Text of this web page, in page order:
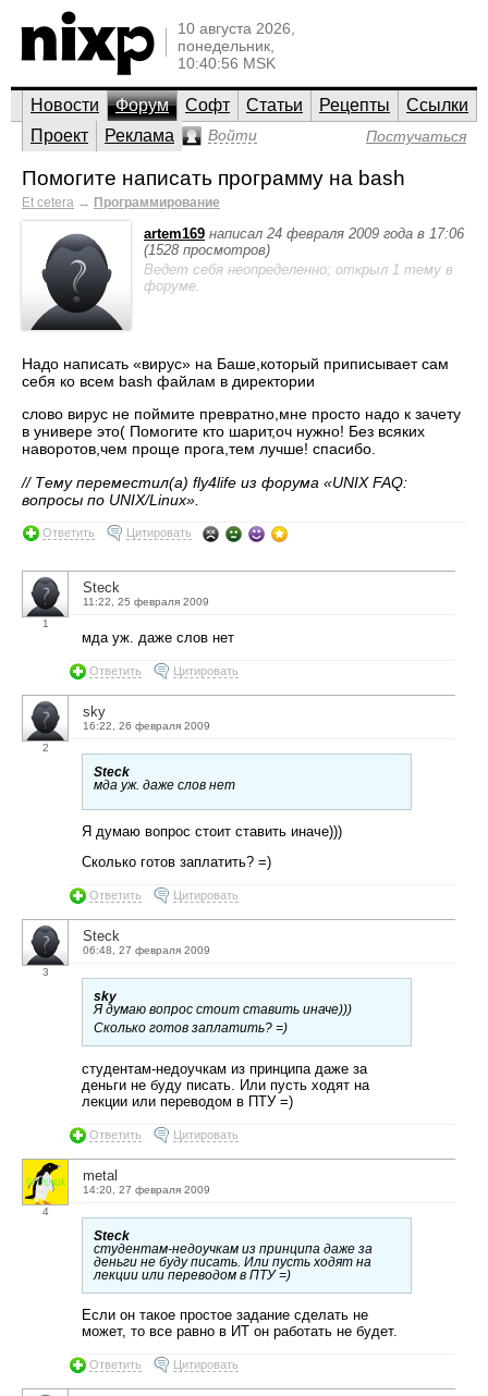
10 августа 2026,
понедельник,
10:40:56 MSK
Новости Форум Софт Статьи Рецепты
Ссылки
Проект
Реклама Войти Постучаться
Помогите написать программу на bash
Et cetera → Программирование
artem169 написал 24 февраля 2009 года в 17:06
(1528 просмотров)
Ведет себя неопределенно; открыл 1 тему в
форуме.
Надо написать «вирус» на Баше,который приписывает сам
себя ко всем bash файлам в директории
слово вирус не поймите превратно,мне просто надо к зачету
в универе это( Помогите кто шарит,оч нужно! Без всяких
наворотов,чем проще прога,тем лучше! спасибо.
// Тему переместил(а) fly4life из форума «UNIX FAQ:
вопросы по UNIX/Linux».
Ответить Цитировать
1
Steck
11:22, 25 февраля 2009
мда уж. даже слов нет
Ответить Цитировать
2
sky
16:22, 26 февраля 2009
Steck
мда уж. даже слов нет
Я думаю вопрос стоит ставить иначе)))
Сколько готов заплатить? =)
Ответить Цитировать
3
Steck
06:48, 27 февраля 2009
sky
Я думаю вопрос стоит ставить иначе)))
Сколько готов заплатить? =)
студентам-недоучкам из принципа даже за
деньги не буду писать. Или пусть ходят на
лекции или переводом в ПТУ =)
Ответить Цитировать
4
metal
14:20, 27 февраля 2009
Steck
студентам-недоучкам из принципа даже за
деньги не буду писать. Или пусть ходят на
лекции или переводом в ПТУ =)
Если он такое простое задание сделать не
может, то все равно в ИТ он работать не будет.
Ответить Цитировать